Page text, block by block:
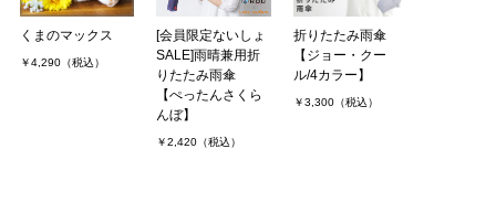
くまのマックス
￥4,290（税込）
[会員限定ないしょ
SALE]雨晴兼用折
りたたみ雨傘
【ぺったんさくら
んぼ】
￥2,420（税込）
折りたたみ雨傘
【ジョー・クー
ル/4カラー】
￥3,300（税込）